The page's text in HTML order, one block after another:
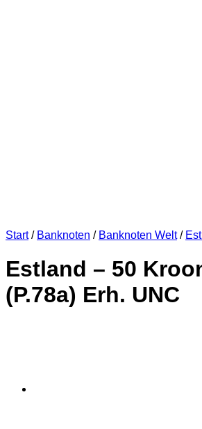
Start / Banknoten / Banknoten Welt /
Estland – 50
(P.78a) Erh. UNC